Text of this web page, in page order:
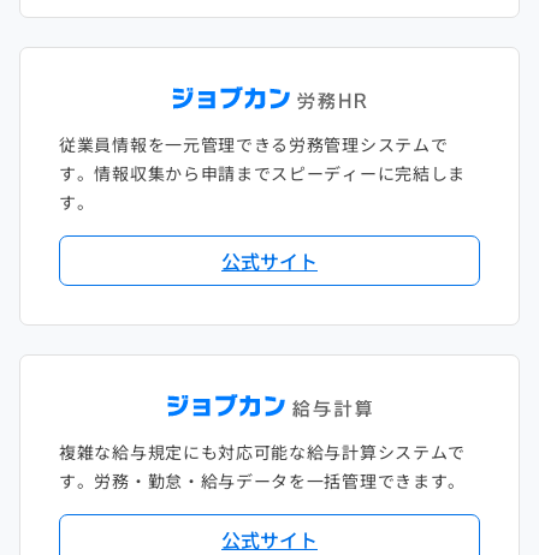
従業員情報を一元管理できる労務管理システムで
す。情報収集から申請までスピーディーに完結しま
す。
公式サイト
複雑な給与規定にも対応可能な給与計算システムで
す。労務・勤怠・給与データを一括管理できます。
公式サイト